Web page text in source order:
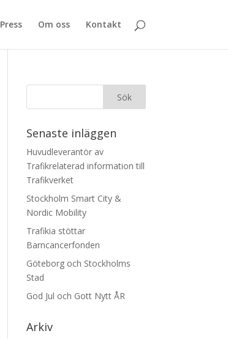
Press Om oss Kontakt
Senaste inläggen
Huvudleverantör av
Trafikrelaterad information till
Trafikverket
Stockholm Smart City &
Nordic Mobility
Trafikia stöttar
Barncancerfonden
Göteborg och Stockholms
Stad
God Jul och Gott Nytt ÅR
Arkiv